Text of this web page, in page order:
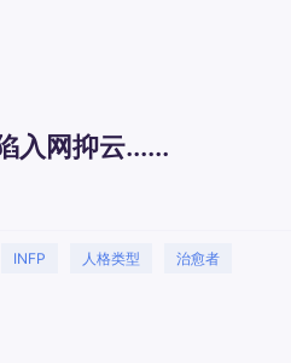
入网抑云......
INFP 人格类型
治愈者